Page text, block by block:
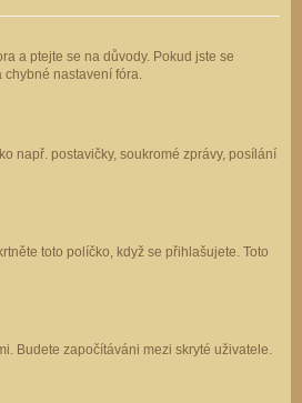
a ptejte se na důvody. Pokud jste se
chybné nastavení fóra.
např. postavičky, soukromé zprávy, posílání
toto políčko, když se přihlašujete. Toto
Budete započítáváni mezi skryté uživatele.